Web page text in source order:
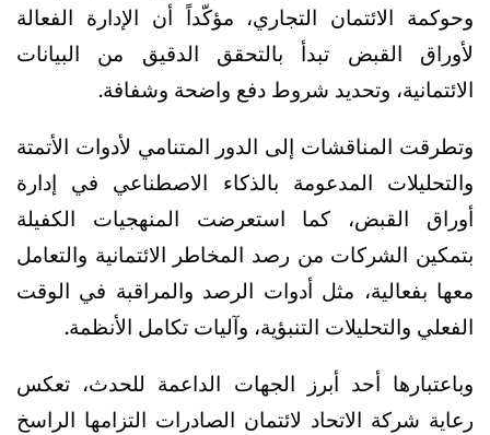
وحوكمة الائتمان التجاري، مؤكّداً أن الإدارة الفعالة
لأوراق القبض تبدأ بالتحقق الدقيق من البيانات
الائتمانية، وتحديد شروط دفع واضحة وشفافة.
وتطرقت المناقشات إلى الدور المتنامي لأدوات الأتمتة
والتحليلات المدعومة بالذكاء الاصطناعي في إدارة
أوراق القبض، كما استعرضت المنهجيات الكفيلة
بتمكين الشركات من رصد المخاطر الائتمانية والتعامل
معها بفعالية، مثل أدوات الرصد والمراقبة في الوقت
الفعلي والتحليلات التنبؤية، وآليات تكامل الأنظمة.
وباعتبارها أحد أبرز الجهات الداعمة للحدث، تعكس
رعاية شركة الاتحاد لائتمان الصادرات التزامها الراسخ